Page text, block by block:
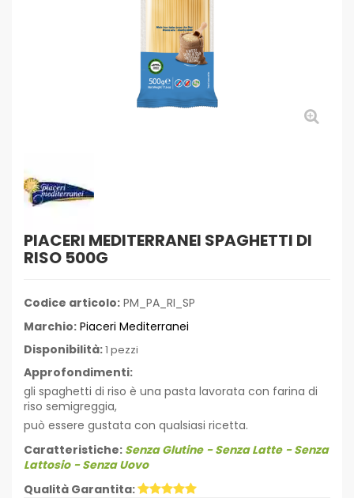
PIACERI MEDITERRANEI SPAGHETTI DI
RISO 500G
Codice articolo: PM_PA_RI_SP
Marchio: Piaceri Mediterranei
Disponibilità:1 pezzi
Approfondimenti:
gli spaghetti di riso è una pasta lavorata con farina di
riso semigreggia,
può essere gustata con qualsiasi ricetta.
Caratteristiche: Senza Glutine - Senza Latte - Senza
Lattosio - Senza Uovo
Qualità Garantita: